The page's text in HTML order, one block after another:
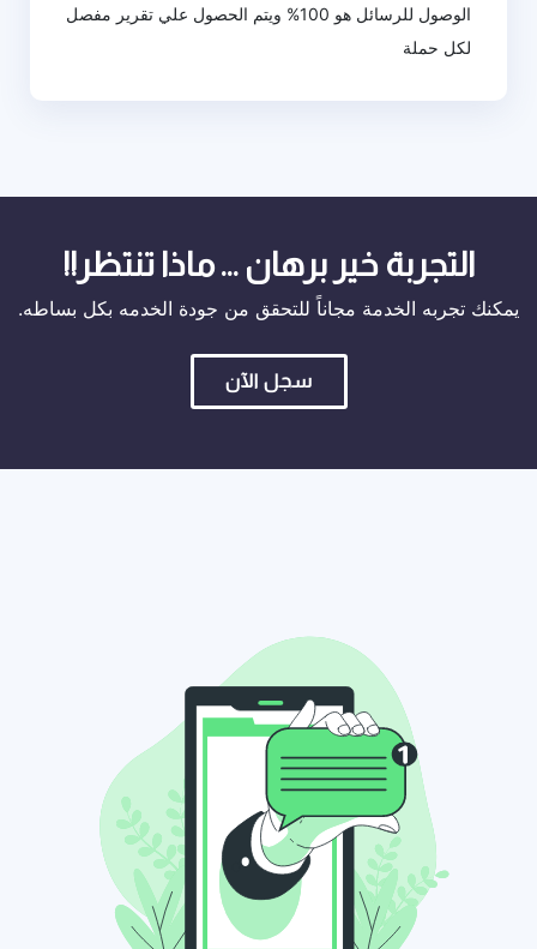
الوصول للرسائل هو 100% ويتم الحصول علي تقرير مفصل
لكل حملة
التجربة خير برهان ... ماذا تنتظر!!
يمكنك تجربه الخدمة مجاناً للتحقق من جودة الخدمه بكل بساطه.
سجل الآن